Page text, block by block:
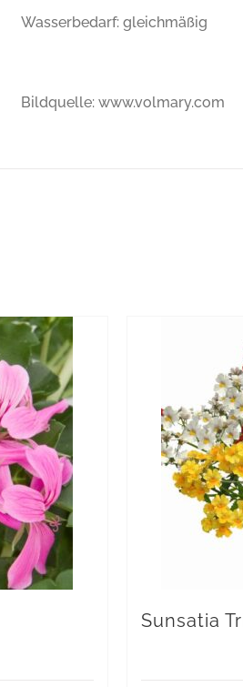
Wasserbedarf: gleichmäßig
Bildquelle: www.volmary.com
Sunsatia